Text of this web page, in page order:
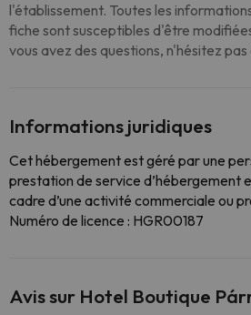
l'établissement. Toutes les
fiche sont susceptibles d'être
vous avez des questions, n'hésitez
Informations juridiques
Cet hébergement est géré par une
prestation de service d’hébergement
cadre d’une activité commerciale ou
Numéro de licence : HGR00187
Avis sur Hotel Boutique